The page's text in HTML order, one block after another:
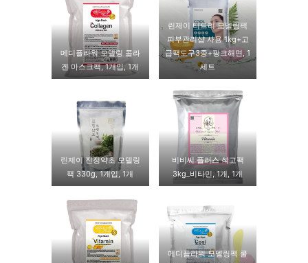
메디플라워 모델링 콜라
겐 마스크팩, 1개입, 1개
린제이 티트리 모델링팩
피부관리샵 사용 1kg+고
급팩도구3종+핑크해면, 1
세트
린제이 진정약초 모델링
팩 330g, 1개입, 1개
비비씨 플러스 석고팩
3kg_비타민, 1개, 1개
메디플라워 모델링팩 쿨